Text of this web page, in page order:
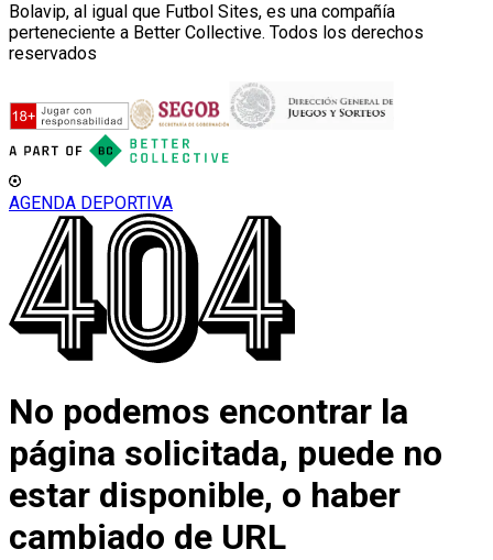
Bolavip, al igual que Futbol Sites, es una compañía
perteneciente a Better Collective. Todos los derechos
reservados
AGENDA DEPORTIVA
No podemos encontrar la
página solicitada, puede no
estar disponible, o haber
cambiado de URL